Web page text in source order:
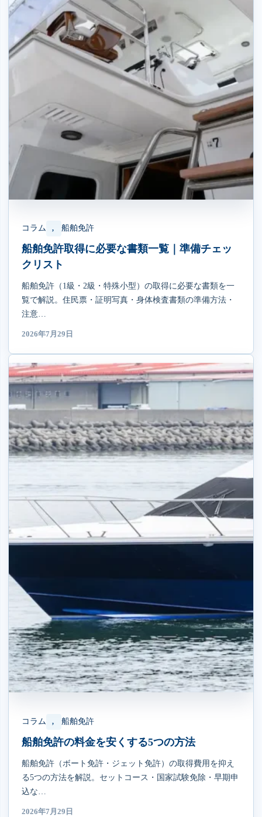
コラム , 船舶免許
船舶免許取得に必要な書類一覧｜準備チェッ
クリスト
船舶免許（1級・2級・特殊小型）の取得に必要な書類を一
覧で解説。住民票・証明写真・身体検査書類の準備方法・
注意…
2026年7月29日
コラム , 船舶免許
船舶免許の料金を安くする5つの方法
船舶免許（ボート免許・ジェット免許）の取得費用を抑え
る5つの方法を解説。セットコース・国家試験免除・早期申
込な…
2026年7月29日